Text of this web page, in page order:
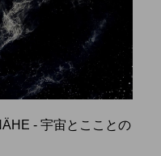
- 宇宙とこことの